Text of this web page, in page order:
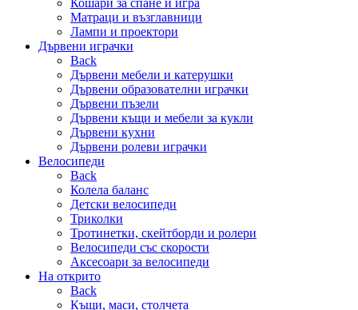
Кошари за спане и игра
Матраци и възглавници
Лампи и проектори
Дървени играчки
Back
Дървени мебели и катерушки
Дървени образователни играчки
Дървени пъзели
Дървени къщи и мебели за кукли
Дървени кухни
Дървени ролеви играчки
Велосипеди
Back
Колела баланс
Детски велосипеди
Триколки
Тротинетки, скейтборди и ролери
Велосипеди със скорости
Аксесоари за велосипеди
На открито
Back
Къщи, маси, столчета